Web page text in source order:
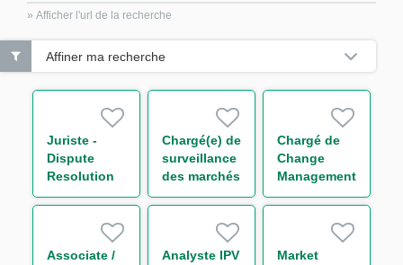
» Afficher l'url de la recherche
Juriste -
Dispute
Resolution
H/F
Chargé(e) de
surveillance
des marchés
financiers
Chargé de
Change
Management
&
Communication
Associate /
Analyste IPV
Market
Affiner ma recherche